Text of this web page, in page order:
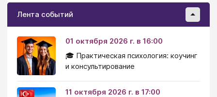
Лента событий
01 октября 2026 г. в 16:00
🎓 Практическая психология: коучинг
и консультирование
11 октября 2026 г. в 17:00